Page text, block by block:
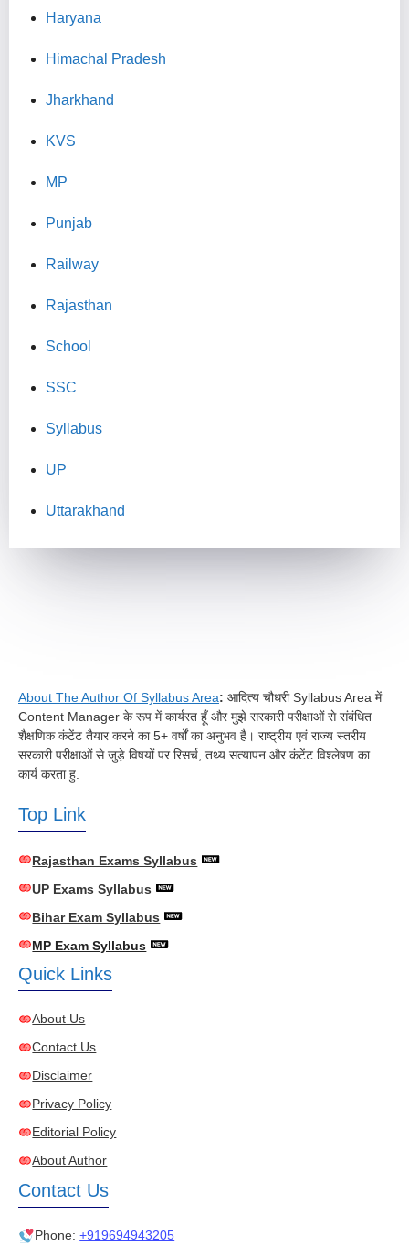
Haryana
Himachal Pradesh
Jharkhand
KVS
MP
Punjab
Railway
Rajasthan
School
SSC
Syllabus
UP
Uttarakhand
About The Author Of Syllabus Area: आदित्य चौधरी Syllabus Area में
Content Manager के रूप में कार्यरत हूँ और मुझे सरकारी परीक्षाओं से संबंधित
शैक्षणिक कंटेंट तैयार करने का 5+ वर्षों का अनुभव है। राष्ट्रीय एवं राज्य स्तरीय
सरकारी परीक्षाओं से जुड़े विषयों पर रिसर्च, तथ्य सत्यापन और कंटेंट विश्लेषण का
कार्य करता हु.
Top Link
Rajasthan Exams Syllabus
UP Exams Syllabus
Bihar Exam Syllabus
MP Exam Syllabus
Quick Links
About Us
Contact Us
Disclaimer
Privacy Policy
Editorial Policy
About Author
Contact Us
Phone:+919694943205